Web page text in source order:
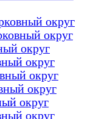
округ
округ
округ
округ
округ
округ
округ
округ